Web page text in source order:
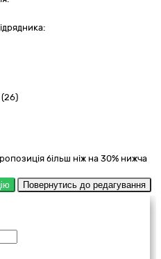
більш ніж на 30% нижча
Повернутись до редагування